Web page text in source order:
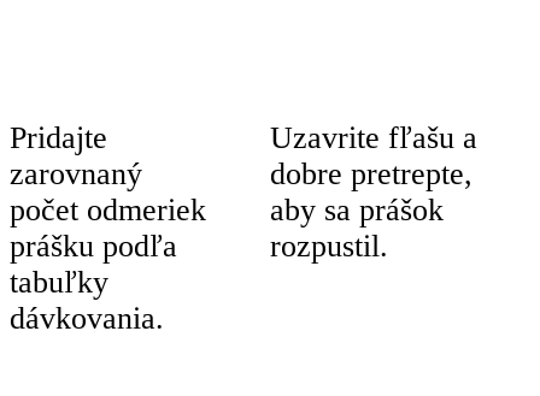
Pridajte
zarovnaný
počet odmeriek
prášku podľa
tabuľky
dávkovania.
Uzavrite fľašu a
dobre pretrepte,
aby sa prášok
rozpustil.